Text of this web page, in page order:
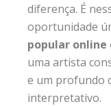
diferença. É
oportunidade
popular online
uma artista
e um profundo
interpretativo.